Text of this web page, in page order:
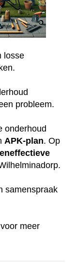
losse
probleem.
onderhoud
APK-plan. Op
samenspraak
voor meer